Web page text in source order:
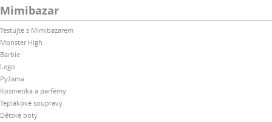
Mimibazar
Testujte s Mimibazarem
Monster High
Barbie
Lego
Pyžama
Kosmetika a parfémy
Teplákové soupravy
Dětské boty